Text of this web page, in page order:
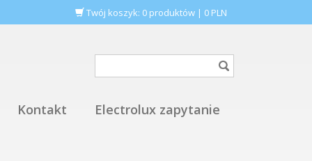
Twój koszyk: 0 produktów | 0 PLN
Kontakt Electrolux zapytanie